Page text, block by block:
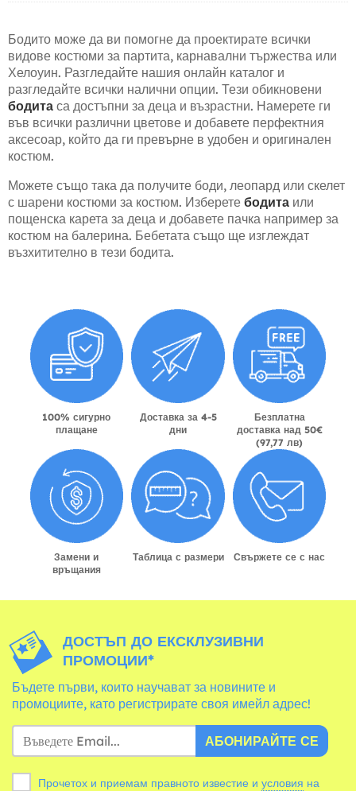
Бодито може да ви помогне да проектирате всички
видове костюми за партита, карнавални тържества или
Хелоуин. Разгледайте нашия онлайн каталог и
разгледайте всички налични опции. Тези обикновени
бодита са достъпни за деца и възрастни. Намерете ги
във всички различни цветове и добавете перфектния
аксесоар, който да ги превърне в удобен и оригинален
костюм.
Можете също така да получите боди, леопард или скелет
с шарени костюми за костюм. Изберете бодита или
пощенска карета за деца и добавете пачка например за
костюм на балерина. Бебетата също ще изглеждат
възхитително в тези бодита.
100% сигурно
плащане
Доставка за 4-5
дни
Безплатна
доставка над 50€
(97,77 лв)
Замени и
връщания
Таблица с размери Свържете се с нас
ДОСТЪП ДО ЕКСКЛУЗИВНИ
ПРОМОЦИИ*
Бъдете първи, които научават за новините и
промоциите, като регистрирате своя имейл адрес!
АБОНИРАЙТЕ СЕ
Прочетох и приемам правното известие и условия